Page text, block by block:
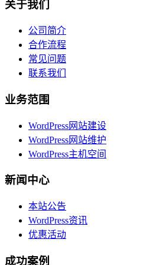
关于我们
公司简介
合作流程
常见问题
联系我们
业务范围
WordPress网站建设
WordPress网站维护
WordPress主机空间
新闻中心
本站公告
WordPress资讯
优惠活动
成功案例